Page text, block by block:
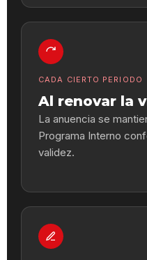
CADA CIERTO PERIODO
Al renovar la
La anuencia se
Programa Interno
validez.